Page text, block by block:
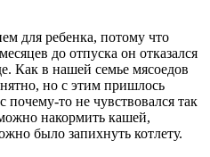
для ребенка, потому что
до отпуска он отказался
Как в нашей семье мясоедов
но с этим пришлось
почему-то не чувствовался так
накормить кашей,
было запихнуть котлету.